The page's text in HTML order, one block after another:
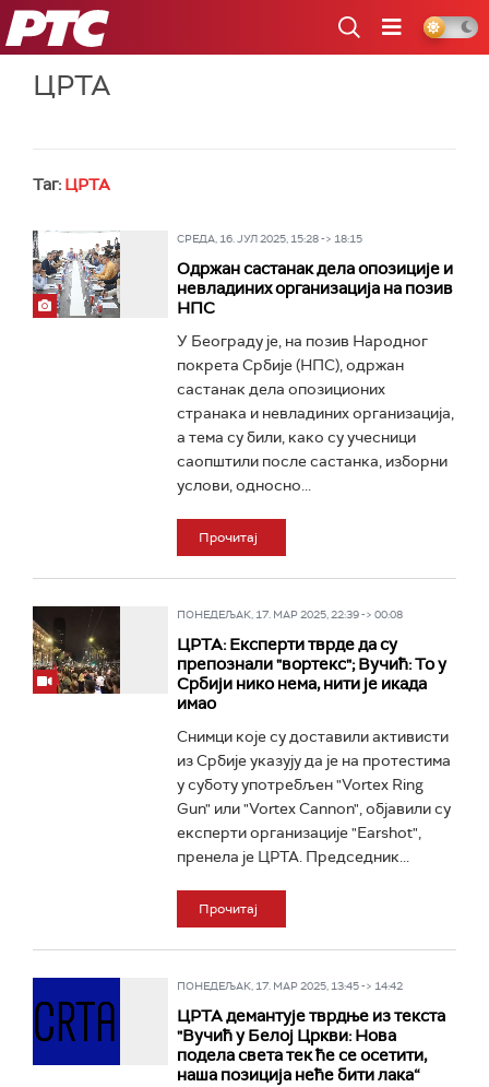
РТС
ЦРТА
Таг: ЦРТА
СРЕДА, 16. ЈУЛ 2025, 15:28 -> 18:15
Одржан састанак дела опозиције и
невладиних организација на позив
НПС
У Београду је, на позив Народног
покрета Србије (НПС), одржан
састанак дела опозиционих
странака и невладиних организација,
а тема су били, како су учесници
саопштили после састанка, изборни
услови, односно...
Прочитај
ПОНЕДЕЉАК, 17. МАР 2025, 22:39 -> 00:08
ЦРТА: Експерти тврде да су
препознали "вортекс"; Вучић: То у
Србији нико нема, нити је икада
имао
Снимци које су доставили активисти
из Србије указују да је на протестима
у суботу употребљен "Vortex Ring
Gun" или "Vortex Cannon", објавили су
експерти организације "Earshot",
пренела је ЦРТА. Председник...
Прочитај
ПОНЕДЕЉАК, 17. МАР 2025, 13:45 -> 14:42
ЦРТА демантује тврдње из текста
"Вучић у Белој Цркви: Нова
подела света тек ће се осетити,
наша позиција неће бити лака“